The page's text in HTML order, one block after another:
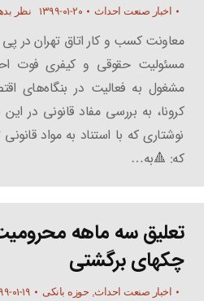
اخبار صنعت احداث ۱۳۹۹-۰۱-۲۰ نظر
معاونت کسب و کار اتاق تهران در
مسئولیت حقوقی و کیفری فوت
مشغول به فعالیت در بنگاه‌های
کرونا، به بررسی مفاد قانونی در
نوشتاری که با استناد به مواد
که: 🔺به…
تعلیق سه ماهه
چکهای برگشتی
اخبار صنعت احداث, حوزه بانکی ۱۳۹۹-